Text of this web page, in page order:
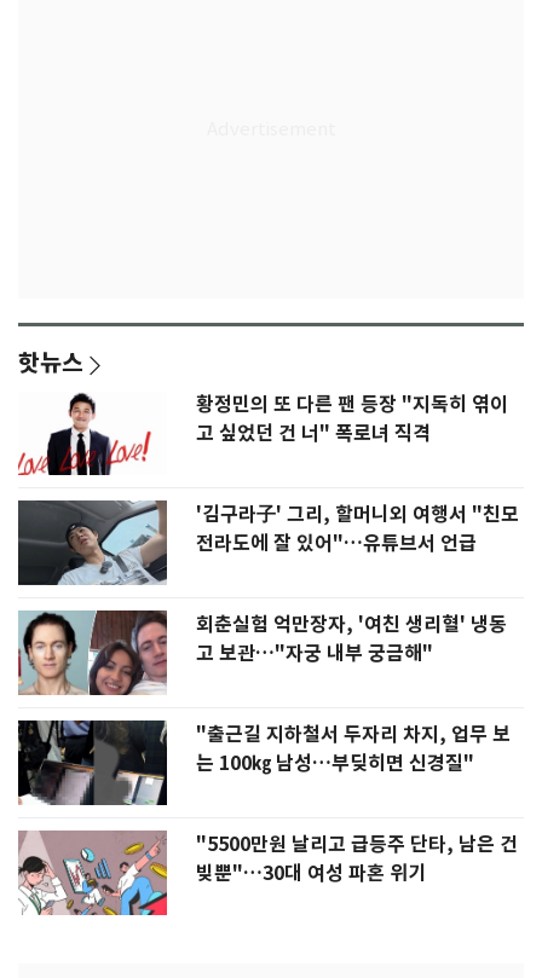
핫뉴스
황정민의 또 다른 팬 등장 "지독히 엮이
고 싶었던 건 너" 폭로녀 직격
'김구라子' 그리, 할머니외 여행서 "친모
전라도에 잘 있어"…유튜브서 언급
회춘실험 억만장자, '여친 생리혈' 냉동
고 보관…"자궁 내부 궁금해"
"출근길 지하철서 두자리 차지, 업무 보
는 100㎏ 남성…부딪히면 신경질"
"5500만원 날리고 급등주 단타, 남은 건
빚뿐"…30대 여성 파혼 위기